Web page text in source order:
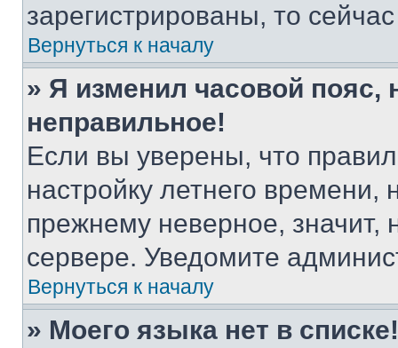
зарегистрированы, то
Вернуться к началу
» Я изменил часовой пояс,
неправильное!
Если вы уверены, что
настройку летнего
прежнему неверное, значит,
сервере. Уведомите
Вернуться к началу
» Моего языка нет в списке!